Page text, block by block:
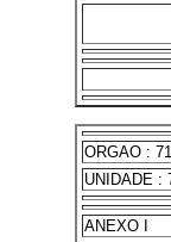
ORGAO :
UNIDADE :
ANEXO I